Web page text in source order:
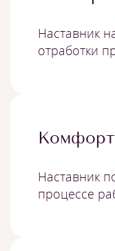
Наставник
отработки
Наставник
процессе